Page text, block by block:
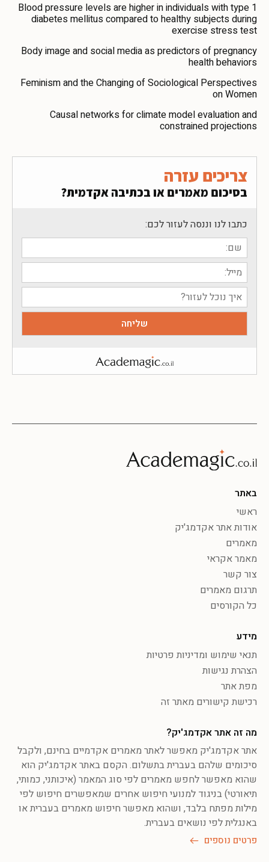
Blood pressure levels are higher in individuals with type 1
diabetes mellitus compared to healthy subjects during
exercise stress test
Body image and social media as predictors of pregnancy
health behaviors
Feminism and the Changing of Sociological Perspectives
on Women
Causal networks for climate model evaluation and
constrained projections
צריכים עזרה
בסיכום מאמרים או בכתיבה אקדמית?
כתבו לנו וננסה לעזור לכם:
באתר
ראשי
אודות אתר אקדמג'יק
מאמרים
מאמר אקראי
צור קשר
תרגום מאמרים
כל הקורסים
מידע
תנאי שימוש ומדיניות פרטיות
הצהרת נגישות
מפת אתר
רכישת קישורים מאתר זה
מה זה אתר אקדמג'יק?
אתר אקדמג'יק מאפשר לאתר מאמרים אקדמיים בחינם, ולקבל
סיכומים שלהם בעברית בתשלום. הקסם באתר אקדמג'יק הוא
שהוא מאפשר לחפש מאמרים לפי סוג המאמר (איכותני, כמותי,
תיאורטי) בניגוד למנועי חיפוש אחרים שמאפשרים חיפוש לפי
מילות מפתח בלבד, ושהוא מאפשר חיפוש מאמרים בעברית או
באנגלית לפי נושאים בעברית.
פרטים נוספים